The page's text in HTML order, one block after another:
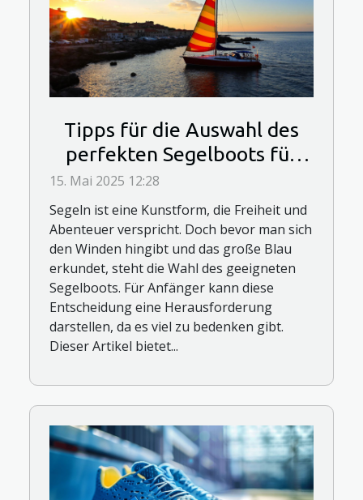
Tipps für die Auswahl des
perfekten Segelboots für
Anfänger
15. Mai 2025 12:28
Segeln ist eine Kunstform, die Freiheit und
Abenteuer verspricht. Doch bevor man sich
den Winden hingibt und das große Blau
erkundet, steht die Wahl des geeigneten
Segelboots. Für Anfänger kann diese
Entscheidung eine Herausforderung
darstellen, da es viel zu bedenken gibt.
Dieser Artikel bietet...